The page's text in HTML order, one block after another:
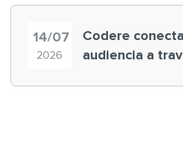
14/07
2026
Codere
audiencia a